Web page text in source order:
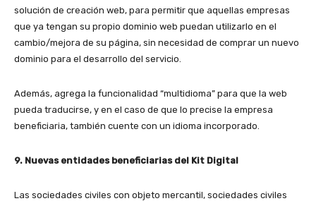
solución de creación web, para permitir que aquellas empresas
que ya tengan su propio dominio web puedan utilizarlo en el
cambio/mejora de su página, sin necesidad de comprar un nuevo
dominio para el desarrollo del servicio.
Además, agrega la funcionalidad “multidioma” para que la web
pueda traducirse, y en el caso de que lo precise la empresa
beneficiaria, también cuente con un idioma incorporado.
9. Nuevas entidades beneficiarias del Kit Digital
Las sociedades civiles con objeto mercantil, sociedades civiles